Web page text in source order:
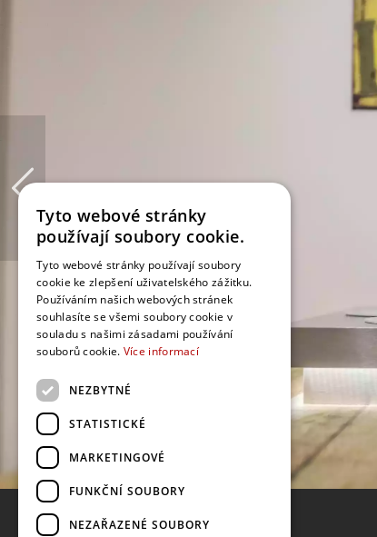
Tyto webové stránky
používají soubory cookie.
Tyto webové stránky používají soubory
cookie ke zlepšení uživatelského zážitku.
Používáním našich webových stránek
souhlasíte se všemi soubory cookie v
souladu s našimi zásadami používání
souborů cookie. Více informací
NEZBYTNÉ
STATISTICKÉ
MARKETINGOVÉ
FUNKČNÍ SOUBORY
NEZAŘAZENÉ SOUBORY